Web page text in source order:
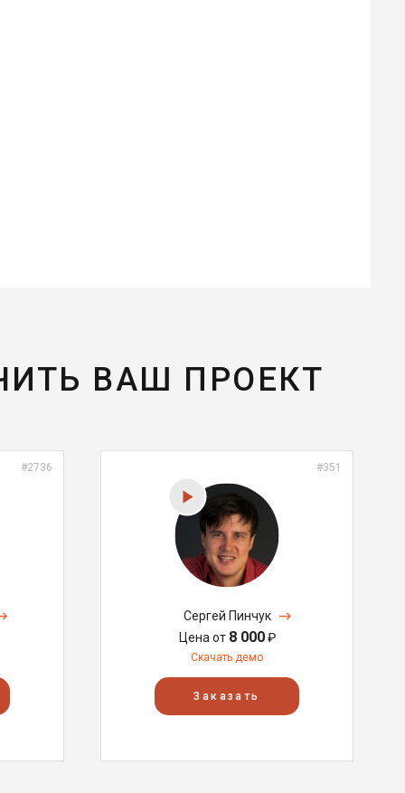
ВАШ ПРОЕКТ
#2736 #351
Сергей Пинчук
Цена от 8 000₽
Скачать демо
Заказать